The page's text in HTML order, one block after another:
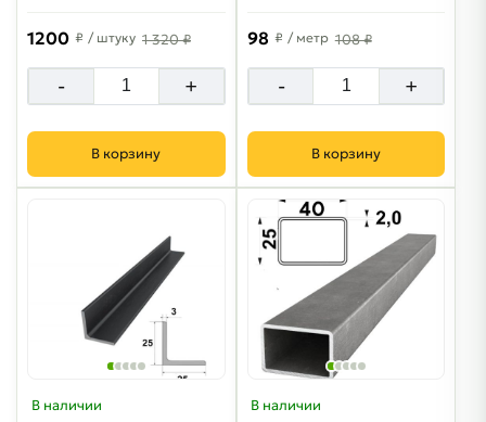
1200 ₽ / штуку 1 320 ₽
- +
В корзину
98 ₽ / метр 108 ₽
- +
В корзину
В наличии
В наличии